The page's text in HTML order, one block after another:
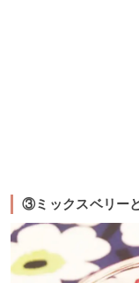
③ミックスベリー